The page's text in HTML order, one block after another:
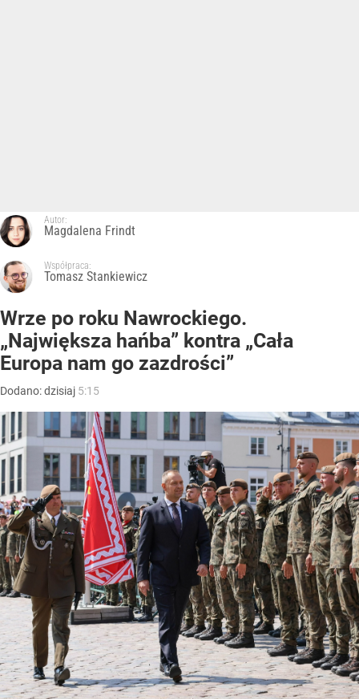
Autor:
Magdalena Frindt
Współpraca:
Tomasz Stankiewicz
Wrze po roku Nawrockiego.
„Największa hańba” kontra „Cała
Europa nam go zazdrości”
Dodano:dzisiaj 5:15